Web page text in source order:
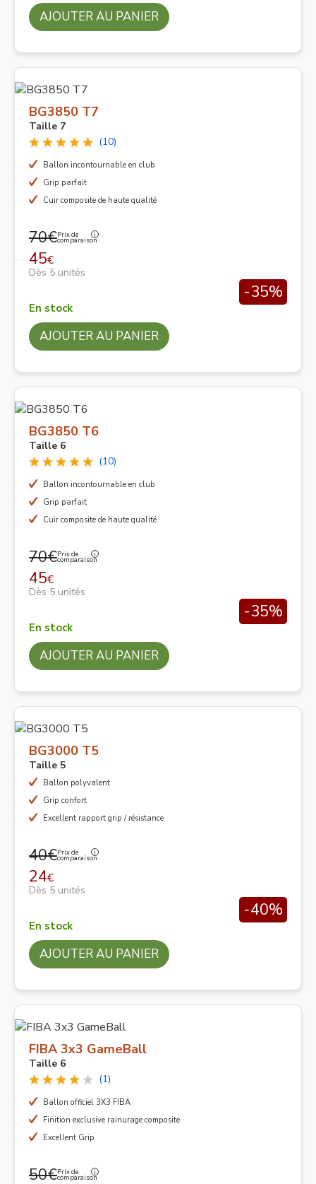
AJOUTER AU PANIER
BG3850 T7
Taille 7
(10)
Ballon incontournable en club
Grip parfait
Cuir composite de haute qualité
70€Prix de
comparaison
45€
Dès 5 unités
-35%
En stock
AJOUTER AU PANIER
BG3850 T6
Taille 6
(10)
Ballon incontournable en club
Grip parfait
Cuir composite de haute qualité
70€Prix de
comparaison
45€
Dès 5 unités
-35%
En stock
AJOUTER AU PANIER
BG3000 T5
Taille 5
Ballon polyvalent
Grip confort
Excellent rapport grip / résistance
40€Prix de
comparaison
24€
Dès 5 unités
-40%
En stock
AJOUTER AU PANIER
FIBA 3x3 GameBall
Taille 6
(1)
Ballon officiel 3X3 FIBA
Finition exclusive rainurage composite
Excellent Grip
50€Prix de
comparaison